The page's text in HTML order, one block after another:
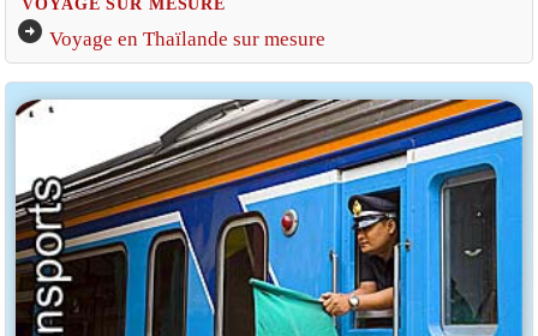
VOYAGE SUR MESURE
arrow_circle_right Voyage en Thaïlande sur mesure